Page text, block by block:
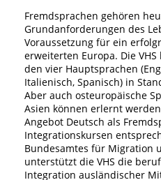
Fremdsprachen gehören
Grundanforderungen des
Voraussetzung für ein
erweiterten Europa. Die
den vier Hauptsprachen
Italienisch, Spanisch) in
Aber auch osteuropäische
Asien können erlernt
Angebot Deutsch als
Integrationskursen
Bundesamtes für Migration
unterstützt die VHS die
Integration ausländischer